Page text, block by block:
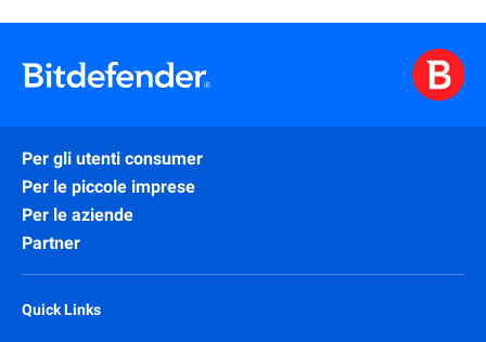
Per gli utenti consumer
Per le piccole imprese
Per le aziende
Partner
Quick Links